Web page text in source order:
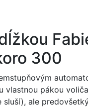
300
vlastnou pákou
sluší), ale